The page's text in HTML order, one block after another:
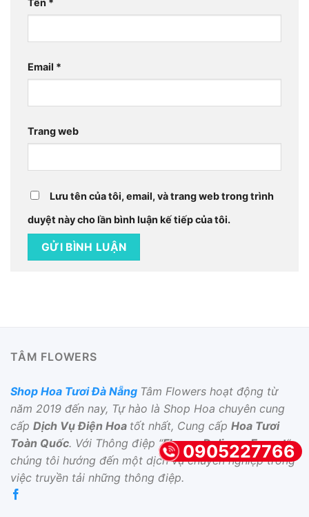
Tên *
Email *
Trang web
Lưu tên của tôi, email, và trang web trong trình
duyệt này cho lần bình luận kế tiếp của tôi.
TÂM FLOWERS
Shop Hoa Tươi Đà Nẵng Tâm Flowers hoạt động từ
năm 2019 đến nay, Tự hào là Shop Hoa chuyên cung
cấp Dịch Vụ Điện Hoa tốt nhất, Cung cấp Hoa Tươi
Toàn Quốc. Với Thông điệp “Flower Delivery Expert“,
chúng tôi hướng đến một dịch vụ chuyên nghiệp trong
việc truyền tải những thông điệp.
0905227766